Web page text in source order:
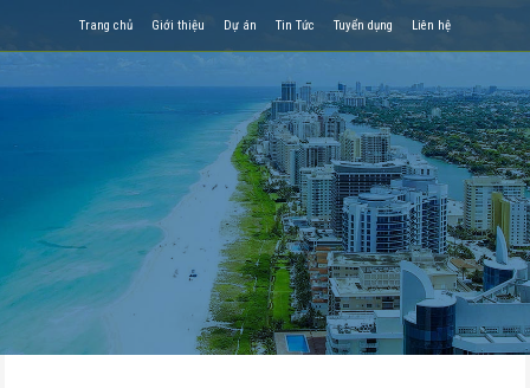
Trang chủ Giới thiệu Dự án Tin Tức Tuyển dụng Liên hệ